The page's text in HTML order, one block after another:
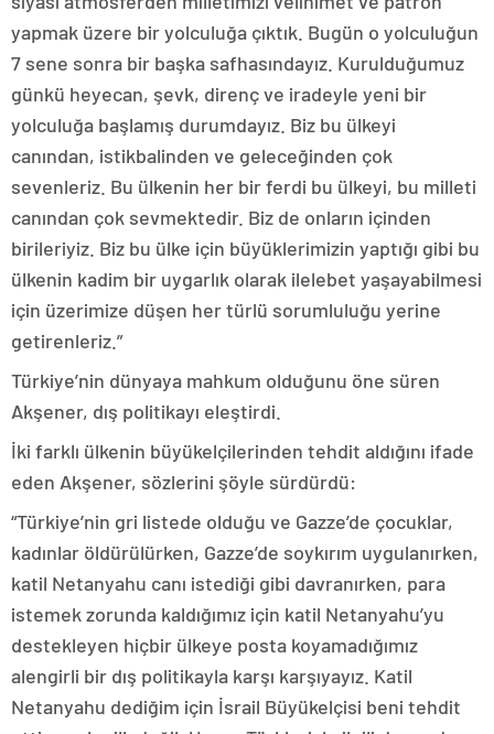
yapmak üzere bir yolculuğa çıktık. Bugün o yolculuğun
7 sene sonra bir başka safhasındayız. Kurulduğumuz
günkü heyecan, şevk, direnç ve iradeyle yeni bir
yolculuğa başlamış durumdayız. Biz bu ülkeyi
canından, istikbalinden ve geleceğinden çok
sevenleriz. Bu ülkenin her bir ferdi bu ülkeyi, bu milleti
canından çok sevmektedir. Biz de onların içinden
birileriyiz. Biz bu ülke için büyüklerimizin yaptığı gibi bu
ülkenin kadim bir uygarlık olarak ilelebet yaşayabilmesi
için üzerimize düşen her türlü sorumluluğu yerine
getirenleriz.”
Türkiye’nin dünyaya mahkum olduğunu öne süren
Akşener, dış politikayı eleştirdi.
İki farklı ülkenin büyükelçilerinden tehdit aldığını ifade
eden Akşener, sözlerini şöyle sürdürdü:
“Türkiye’nin gri listede olduğu ve Gazze’de çocuklar,
kadınlar öldürülürken, Gazze’de soykırım uygulanırken,
katil Netanyahu canı istediği gibi davranırken, para
istemek zorunda kaldığımız için katil Netanyahu’yu
destekleyen hiçbir ülkeye posta koyamadığımız
alengirli bir dış politikayla karşı karşıyayız. Katil
Netanyahu dediğim için İsrail Büyükelçisi beni tehdit